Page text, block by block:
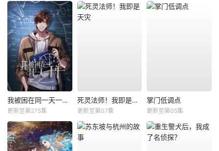
我被困在同一天一千年动态漫
更新至第275集
死灵法师！我即是天灾
更新至第07集
掌门低调点
更新至第05集